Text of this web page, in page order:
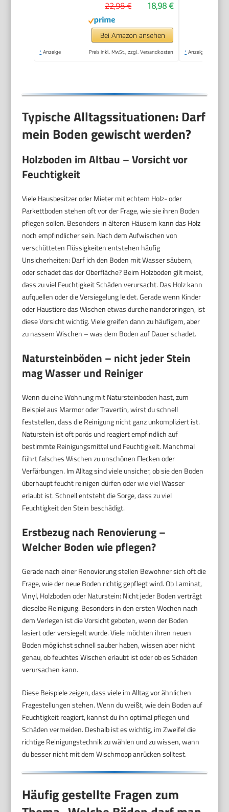
18,98 €
22,98 €
Bei Amazon ansehen
* Anzeige Preis inkl. MwSt., zzgl. Versandkosten * Anzeige
Typische Alltagssituationen: Darf
mein Boden gewischt werden?
Holzboden im Altbau – Vorsicht vor
Feuchtigkeit
Viele Hausbesitzer oder Mieter mit echtem Holz- oder
Parkettboden stehen oft vor der Frage, wie sie ihren Boden
pflegen sollen. Besonders in älteren Häusern kann das Holz
noch empfindlicher sein. Nach dem Aufwischen von
verschütteten Flüssigkeiten entstehen häufig
Unsicherheiten: Darf ich den Boden mit Wasser säubern,
oder schadet das der Oberfläche? Beim Holzboden gilt meist,
dass zu viel Feuchtigkeit Schäden verursacht. Das Holz kann
aufquellen oder die Versiegelung leidet. Gerade wenn Kinder
oder Haustiere das Wischen etwas durcheinanderbringen, ist
diese Vorsicht wichtig. Viele greifen dann zu häufigem, aber
zu nassem Wischen – was dem Boden auf Dauer schadet.
Natursteinböden – nicht jeder Stein
mag Wasser und Reiniger
Wenn du eine Wohnung mit Natursteinboden hast, zum
Beispiel aus Marmor oder Travertin, wirst du schnell
feststellen, dass die Reinigung nicht ganz unkompliziert ist.
Naturstein ist oft porös und reagiert empfindlich auf
bestimmte Reinigungsmittel und Feuchtigkeit. Manchmal
führt falsches Wischen zu unschönen Flecken oder
Verfärbungen. Im Alltag sind viele unsicher, ob sie den Boden
überhaupt feucht reinigen dürfen oder wie viel Wasser
erlaubt ist. Schnell entsteht die Sorge, dass zu viel
Feuchtigkeit den Stein beschädigt.
Erstbezug nach Renovierung –
Welcher Boden wie pflegen?
Gerade nach einer Renovierung stellen Bewohner sich oft die
Frage, wie der neue Boden richtig gepflegt wird. Ob Laminat,
Vinyl, Holzboden oder Naturstein: Nicht jeder Boden verträgt
dieselbe Reinigung. Besonders in den ersten Wochen nach
dem Verlegen ist die Vorsicht geboten, wenn der Boden
lasiert oder versiegelt wurde. Viele möchten ihren neuen
Boden möglichst schnell sauber haben, wissen aber nicht
genau, ob feuchtes Wischen erlaubt ist oder ob es Schäden
verursachen kann.
Diese Beispiele zeigen, dass viele im Alltag vor ähnlichen
Fragestellungen stehen. Wenn du weißt, wie dein Boden auf
Feuchtigkeit reagiert, kannst du ihn optimal pflegen und
Schäden vermeiden. Deshalb ist es wichtig, im Zweifel die
richtige Reinigungstechnik zu wählen und zu wissen, wann
du besser nicht mit dem Wischmopp anrücken solltest.
Häufig gestellte Fragen zum